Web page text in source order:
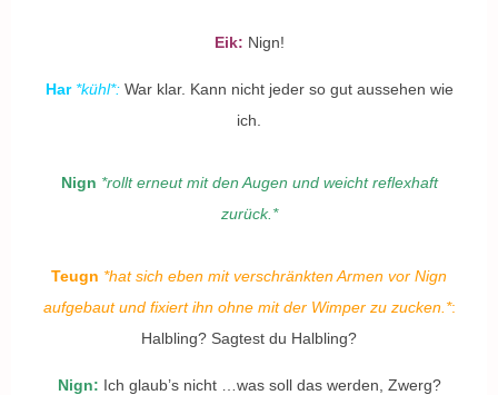
Eik: Nign!
Har *kühl*:War klar. Kann nicht jeder so gut aussehen wie
ich.
Nign *rollt erneut mit den Augen und weicht reflexhaft
zurück.*
Teugn *hat sich eben mit verschränkten Armen vor Nign
aufgebaut und fixiert ihn ohne mit der Wimper zu zucken. *:
Halbling? Sagtest du Halbling?
Nign: Ich glaub’s nicht …was soll das werden, Zwerg?